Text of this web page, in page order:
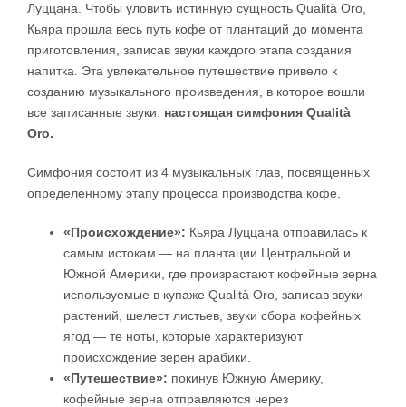
Луццанa. Чтобы уловить истинную сущность Qualità Oro,
Кьяра прошла весь путь кофе от плантаций до момента
приготовления, записав звуки каждого этапа создания
напитка. Эта увлекательное путешествие привело к
созданию музыкального произведения, в которое вошли
все записанные звуки: настоящая симфония Qualità
Oro.
Симфония состоит из 4 музыкальных глав, посвященных
определенному этапу процесса производства кофе.
«Происхождение»: Кьяра Луццана отправилась к
самым истокам — на плантации Центральной и
Южной Америки, где произрастают кофейные зерна
используемые в купаже Qualità Oro, записав звуки
растений, шелест листьев, звуки сбора кофейных
ягод — те ноты, которые характеризуют
происхождение зерен арабики.
«Путешествие»: покинув Южную Америку,
кофейные зерна отправляются через